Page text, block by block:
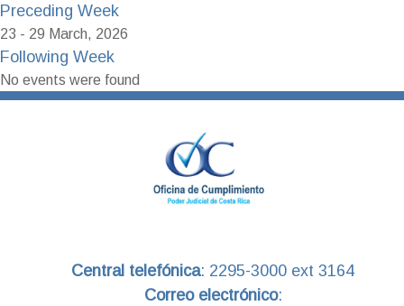
Preceding Week
23 - 29 March, 2026
Following Week
No events were found
Central telefónica: 2295-3000 ext 3164
Correo electrónico: